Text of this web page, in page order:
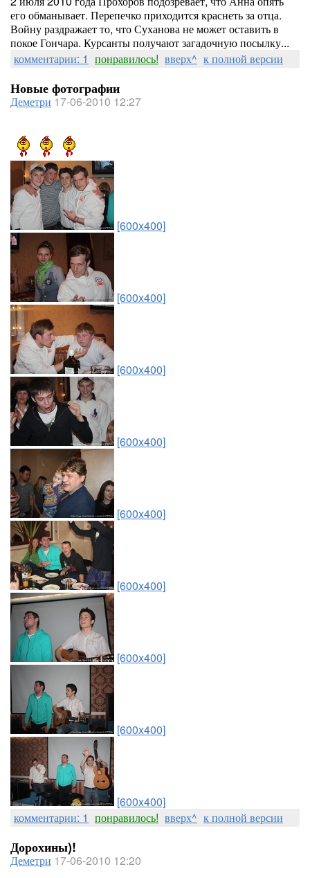
его обманывает. Перепечко приходится краснеть за отца.
Войну раздражает то, что Суханова не может оставить в
покое Гончара. Курсанты получают загадочную посылку...
комментарии: 1 понравилось! вверх^ к полной версии
Новые фотографии
Деметри 17-06-2010 12:27
[600x400]
[600x400]
[600x400]
[600x400]
[600x400]
[600x400]
[600x400]
[600x400]
[600x400]
комментарии: 1 понравилось! вверх^ к полной версии
Дорохины)!
Деметри 17-06-2010 12:20